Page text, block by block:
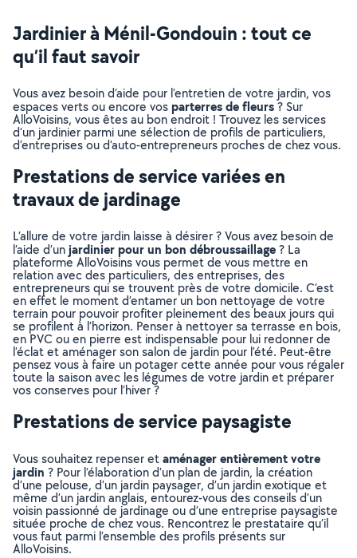
Jardinier à Ménil-Gondouin : tout ce
qu’il faut savoir
Vous avez besoin d’aide pour l’entretien de votre jardin, vos
espaces verts ou encore vosparterres de fleurs? Sur
AlloVoisins, vous êtes au bon endroit ! Trouvez les services
d’un jardinier parmi une sélection de profils de particuliers,
d’entreprises ou d’auto-entrepreneurs proches de chez vous.
Prestations de service variées en
travaux de jardinage
L’allure de votre jardin laisse à désirer ? Vous avez besoin de
l’aide d’unjardinier pour un bon débroussaillage? La
plateforme AlloVoisins vous permet de vous mettre en
relation avec des particuliers, des entreprises, des
entrepreneurs qui se trouvent près de votre domicile. C’est
en effet le moment d’entamer un bon nettoyage de votre
terrain pour pouvoir profiter pleinement des beaux jours qui
se profilent à l’horizon. Penser à nettoyer sa terrasse en bois,
en PVC ou en pierre est indispensable pour lui redonner de
l’éclat et aménager son salon de jardin pour l’été. Peut-être
pensez vous à faire un potager cette année pour vous régaler
toute la saison avec les légumes de votre jardin et préparer
vos conserves pour l’hiver ?
Prestations de service paysagiste
Vous souhaitez repenser etaménager entièrement votre
jardin ? Pour l’élaboration d’un plan de jardin, la création
d’une pelouse, d’un jardin paysager, d’un jardin exotique et
même d’un jardin anglais, entourez-vous des conseils d’un
voisin passionné de jardinage ou d’une entreprise paysagiste
située proche de chez vous. Rencontrez le prestataire qu’il
vous faut parmi l’ensemble des profils présents sur
AlloVoisins.